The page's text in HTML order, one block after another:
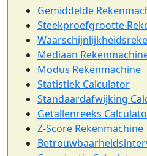
Gemiddelde
Steekproefgrootte
Mediaan
Modus Rekenmachine
Statistiek Calculator
Standaardafwijking
Getallenreeks
Z-Score Rekenmachine